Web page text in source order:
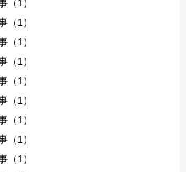
（1）
（1）
（1）
（1）
（1）
（1）
（1）
（1）
（1）